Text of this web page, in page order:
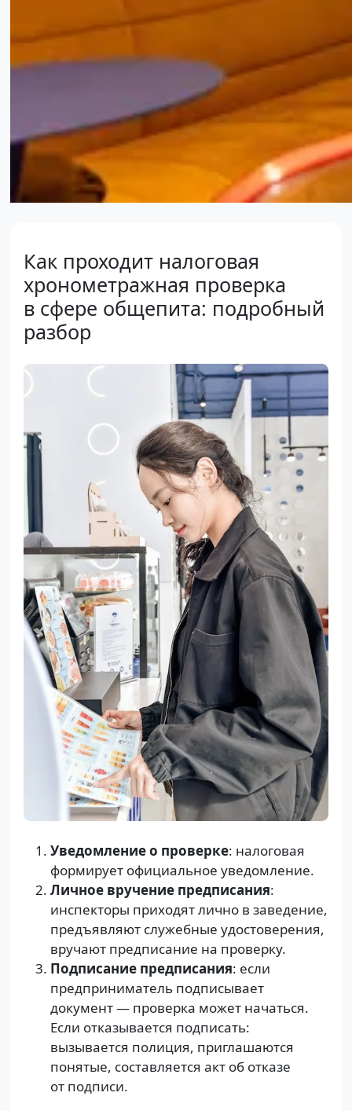
Как проходит налоговая
хронометражная проверка
в сфере общепита: подробный
разбор
Уведомление о проверке: налоговая
формирует официальное уведомление.
Личное вручение предписания:
инспекторы приходят лично в заведение,
предъявляют служебные удостоверения,
вручают предписание на проверку.
Подписание предписания: если
предприниматель подписывает
документ — проверка может начаться.
Если отказывается подписать:
вызывается полиция, приглашаются
понятые, составляется акт об отказе
от подписи.